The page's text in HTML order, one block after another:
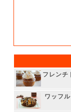
フレンチ
ワッフ